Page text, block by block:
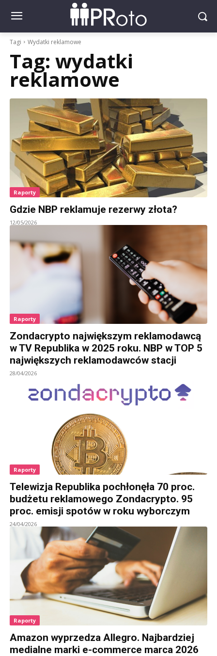
Tagi Wydatki reklamowe
Tag: wydatki
reklamowe
Raporty
Gdzie NBP reklamuje rezerwy złota?
12/05/2026
Raporty
Zondacrypto największym reklamodawcą
w TV Republika w 2025 roku. NBP w TOP 5
największych reklamodawców stacji
28/04/2026
Raporty
Telewizja Republika pochłonęła 70 proc.
budżetu reklamowego Zondacrypto. 95
proc. emisji spotów w roku wyborczym
24/04/2026
Raporty
Amazon wyprzedza Allegro. Najbardziej
medialne marki e-commerce marca 2026